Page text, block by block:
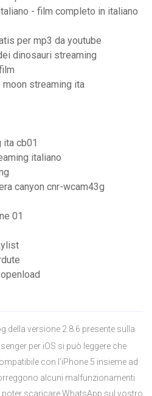
- film completo in italiano
per mp3 da youtube
dinosauri streaming
streaming ita
cb01
italiano
canyon cnr-wcam43g
01
della versione 2.8.6 presente sulla
per iOS si può leggere che
con l’iPhone 5 insieme ad
alcuni malfunzionamenti
scaricare WhatsApp sul vostro